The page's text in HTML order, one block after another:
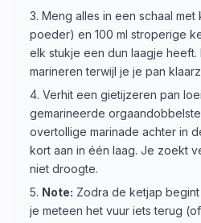
3. Meng alles in een schaal
poeder) en 100 ml stroperige
elk stukje een dun laagje heeft.
marineren terwijl je je pan
4. Verhit een gietijzeren pan
gemarineerde
overtollige marinade achter in
kort aan in één laag. Je zoekt
niet droogte.
5. Note: Zodra de ketjap
je meteen het vuur iets terug